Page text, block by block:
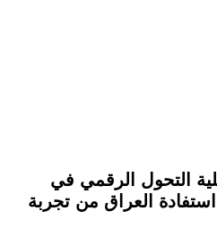
التحول الرقمي في
العراق من تجربة